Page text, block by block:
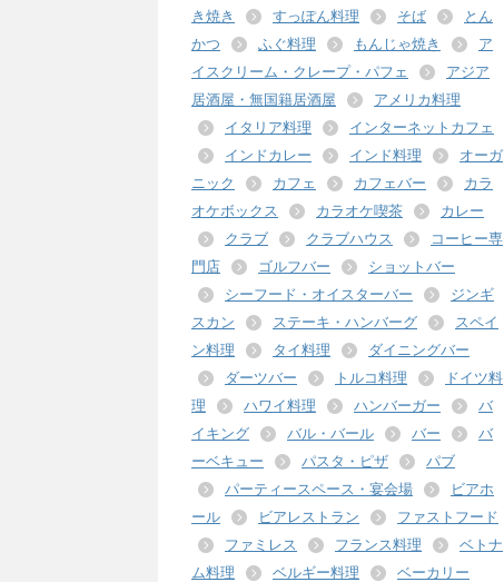
き焼き
すっぽん料理 そば
とん
かつ
ふぐ料理 もんじゃ焼き
ア
イスクリーム・クレープ・パフェ
アジア
居酒屋・無国籍居酒屋
アメリカ料理
イタリア料理
インターネットカフェ
インドカレー
インド料理
オーガ
ニック
カフェ カフェバー
カラ
オケボックス
カラオケ喫茶
カレー
クラブ
クラブハウス
コーヒー専
門店
ゴルフバー
ショットバー
シーフード・オイスターバー
ジンギ
スカン
ステーキ・ハンバーグ
スペイ
ン料理
タイ料理
ダイニングバー
ダーツバー
トルコ料理
ドイツ料
理
ハワイ料理 ハンバーガー
バ
イキング
バル・バール バー
バ
ーベキュー
パスタ・ピザ
パブ
パーティースペース・宴会場
ビアホ
ール
ビアレストラン
ファストフード
ファミレス
フランス料理
ベトナ
ム料理
ベルギー料理
ベーカリー